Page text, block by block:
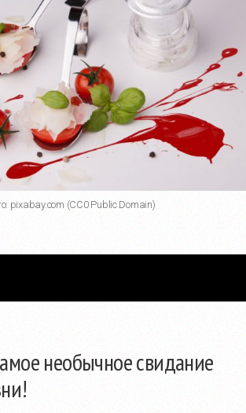
pixabay.com (CC0 Public Domain)
необычное свидание